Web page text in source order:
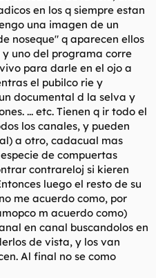
en los q siempre estan
una imagen de un
noseque" q aparecen ellos
uno del programa corre
para darle en el ojo a
el pubilco rie y
documental d la selva y
... etc. Tienen q ir todo el
los canales, y pueden
a otro, cadacual mas
de compuertas
contrareloj si kieren
luego el resto de su
me acuerdo como, por
m acuerdo como)
en canal buscandolos en
de vista, y los van
Al final no se como